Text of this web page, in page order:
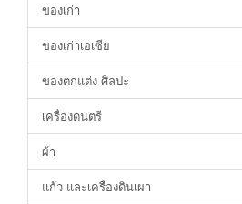
ของเก่า
ของเก่าเอเซีย
ของตกแต่ง ศิลปะ
เครื่องดนตรี
ผ้า
แก้ว และเครื่องดินเผา